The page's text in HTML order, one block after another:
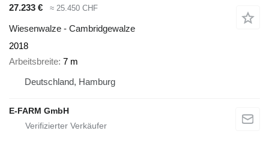
27.233 €
≈ 25.450 CHF
Wiesenwalze - Cambridgewalze
2018
Arbeitsbreite 7 m
Deutschland, Hamburg
E-FARM GmbH